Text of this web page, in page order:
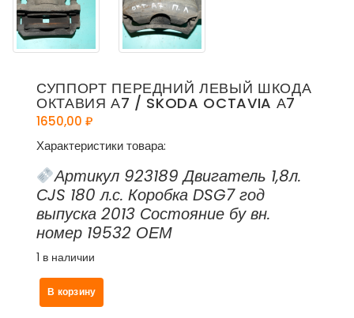
СУППОРТ ПЕРЕДНИЙ ЛЕВЫЙ ШКОДА
ОКТАВИЯ А7 / SKODA OCTAVIA А7
1650,00 ₽
Характеристики товара:
Артикул 923189 Двигатель 1,8л.
СJS 180 л.с. Коробка DSG7 год
выпуска 2013 Состояние бу вн.
номер 19532 ОЕМ
1 в наличии
Количество
товара
В корзину